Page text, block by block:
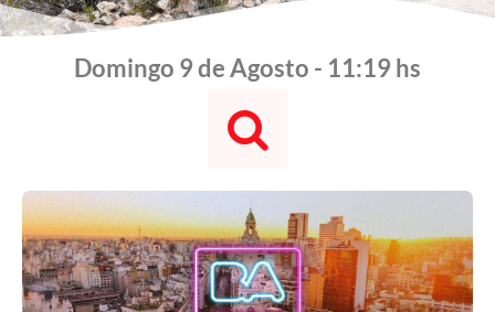
Domingo 9 de Agosto - 11:19 hs